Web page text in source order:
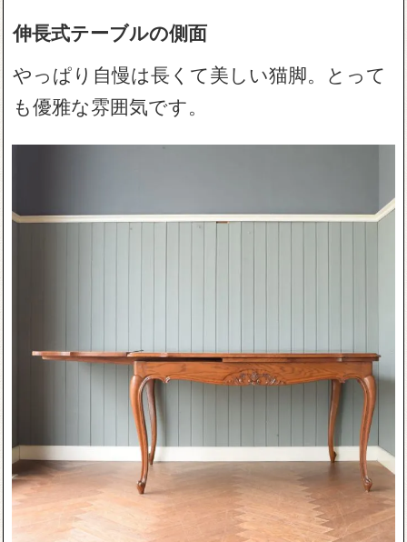
伸長式テーブルの側面
やっぱり自慢は長くて美しい猫脚。とって
も優雅な雰囲気です。